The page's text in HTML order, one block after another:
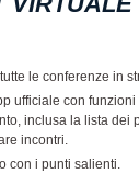
le conferenze in
ufficiale con
inclusa la lista dei
incontri.
con i punti salienti.